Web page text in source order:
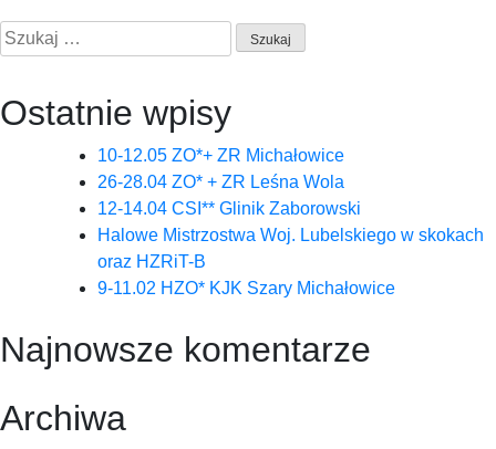
Szukaj:
Ostatnie wpisy
10-12.05 ZO*+ ZR Michałowice
26-28.04 ZO* + ZR Leśna Wola
12-14.04 CSI** Glinik Zaborowski
Halowe Mistrzostwa Woj. Lubelskiego w skokach
oraz HZRiT-B
9-11.02 HZO* KJK Szary Michałowice
Najnowsze komentarze
Archiwa